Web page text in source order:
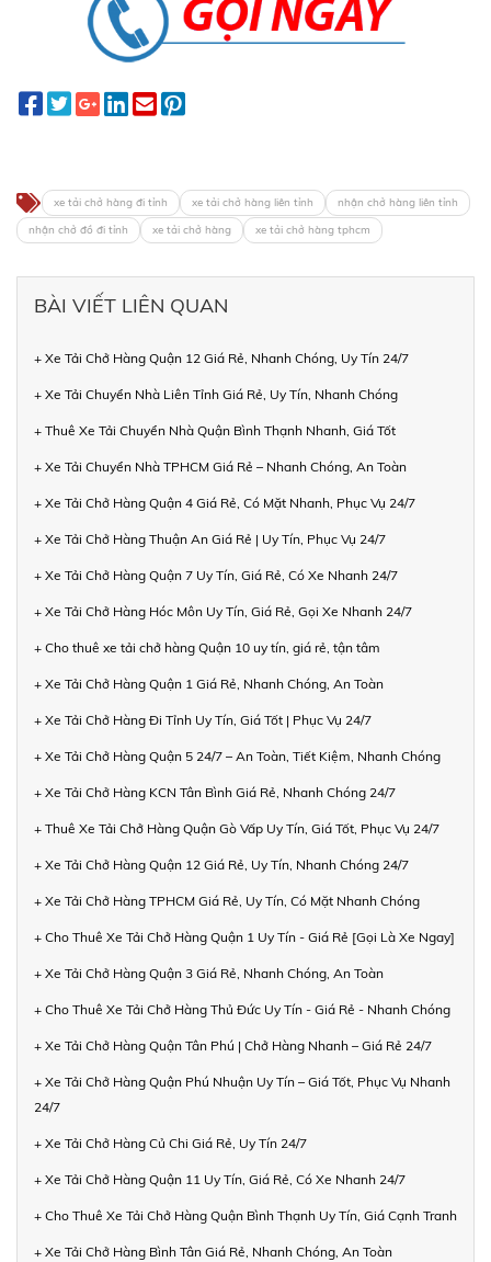
xe tải chở hàng đi tỉnh xe tải chở hàng liên tỉnh
nhận chở hàng liên tỉnh
nhận chở đồ đi tỉnh
xe tải chở hàng xe tải chở hàng tphcm
BÀI VIẾT LIÊN QUAN
+ Xe Tải Chở Hàng Quận 12 Giá Rẻ, Nhanh Chóng, Uy Tín 24/7
+ Xe Tải Chuyển Nhà Liên Tỉnh Giá Rẻ, Uy Tín, Nhanh Chóng
+ Thuê Xe Tải Chuyển Nhà Quận Bình Thạnh Nhanh, Giá Tốt
+ Xe Tải Chuyển Nhà TPHCM Giá Rẻ – Nhanh Chóng, An Toàn
+ Xe Tải Chở Hàng Quận 4 Giá Rẻ, Có Mặt Nhanh, Phục Vụ 24/7
+ Xe Tải Chở Hàng Thuận An Giá Rẻ | Uy Tín, Phục Vụ 24/7
+ Xe Tải Chở Hàng Quận 7 Uy Tín, Giá Rẻ, Có Xe Nhanh 24/7
+ Xe Tải Chở Hàng Hóc Môn Uy Tín, Giá Rẻ, Gọi Xe Nhanh 24/7
+ Cho thuê xe tải chở hàng Quận 10 uy tín, giá rẻ, tận tâm
+ Xe Tải Chở Hàng Quận 1 Giá Rẻ, Nhanh Chóng, An Toàn
+ Xe Tải Chở Hàng Đi Tỉnh Uy Tín, Giá Tốt | Phục Vụ 24/7
+ Xe Tải Chở Hàng Quận 5 24/7 – An Toàn, Tiết Kiệm, Nhanh Chóng
+ Xe Tải Chở Hàng KCN Tân Bình Giá Rẻ, Nhanh Chóng 24/7
+ Thuê Xe Tải Chở Hàng Quận Gò Vấp Uy Tín, Giá Tốt, Phục Vụ 24/7
+ Xe Tải Chở Hàng Quận 12 Giá Rẻ, Uy Tín, Nhanh Chóng 24/7
+ Xe Tải Chở Hàng TPHCM Giá Rẻ, Uy Tín, Có Mặt Nhanh Chóng
+ Cho Thuê Xe Tải Chở Hàng Quận 1 Uy Tín - Giá Rẻ [Gọi Là Xe Ngay]
+ Xe Tải Chở Hàng Quận 3 Giá Rẻ, Nhanh Chóng, An Toàn
+ Cho Thuê Xe Tải Chở Hàng Thủ Đức Uy Tín - Giá Rẻ - Nhanh Chóng
+ Xe Tải Chở Hàng Quận Tân Phú | Chở Hàng Nhanh – Giá Rẻ 24/7
+ Xe Tải Chở Hàng Quận Phú Nhuận Uy Tín – Giá Tốt, Phục Vụ Nhanh
24/7
+ Xe Tải Chở Hàng Củ Chi Giá Rẻ, Uy Tín 24/7
+ Xe Tải Chở Hàng Quận 11 Uy Tín, Giá Rẻ, Có Xe Nhanh 24/7
+ Cho Thuê Xe Tải Chở Hàng Quận Bình Thạnh Uy Tín, Giá Cạnh Tranh
+ Xe Tải Chở Hàng Bình Tân Giá Rẻ, Nhanh Chóng, An Toàn